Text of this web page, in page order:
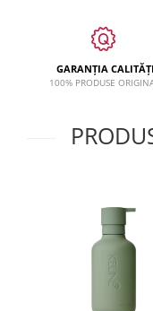
GARANȚIA
100% PRODUSE